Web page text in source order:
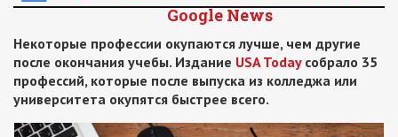
Google News
Некоторые профессии окупаются лучше, чем другие
после окончания учебы. Издание USA Todayсобрало 35
профессий, которые после выпуска из колледжа или
университета окупятся быстрее всего.